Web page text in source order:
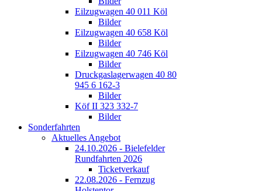
Eilzugwagen 40 011 Köl
Bilder
Eilzugwagen 40 658 Köl
Bilder
Eilzugwagen 40 746 Köl
Bilder
Druckgaslagerwagen 40 80
945 6 162-3
Bilder
Köf II 323 332-7
Bilder
Sonderfahrten
Aktuelles Angebot
24.10.2026 - Bielefelder
Rundfahrten 2026
Ticketverkauf
22.08.2026 - Fernzug